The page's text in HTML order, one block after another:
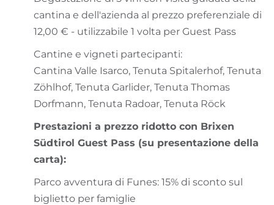
cantina e dell'azienda al prezzo preferenziale di
12,00 € - utilizzabile 1 volta per Guest Pass
Cantine e vigneti partecipanti:
Cantina Valle Isarco, Tenuta Spitalerhof, Tenuta
Zöhlhof, Tenuta Garlider, Tenuta Thomas
Dorfmann, Tenuta Radoar, Tenuta Röck
Prestazioni a prezzo ridotto con Brixen
Südtirol Guest Pass (su presentazione della
carta):
Parco avventura di Funes: 15% di sconto sul
biglietto per famiglie